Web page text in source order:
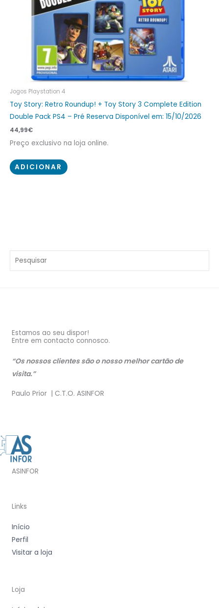
Jogos Playstation 4
Toy Story: Retro Roundup! + Toy Story 3 Complete Edition
Double Pack PS4 – Pré Reserva Disponível em: 15/10/2026
44,99€
Preço exclusivo na loja online.
ADICIONAR
Estamos ao seu dispor!
Entre em contacto connosco.
“Os nossos clientes são o nosso melhor cartão de
visita.”
Paulo Prior | C.T.O. ASINFOR
ASINFOR
Links
Início
Perfil
Visitar a loja
Loja